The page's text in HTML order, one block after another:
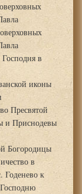
в
иконы
Пресвятой
и Приснодевы
Богородицы
в
Годенево к